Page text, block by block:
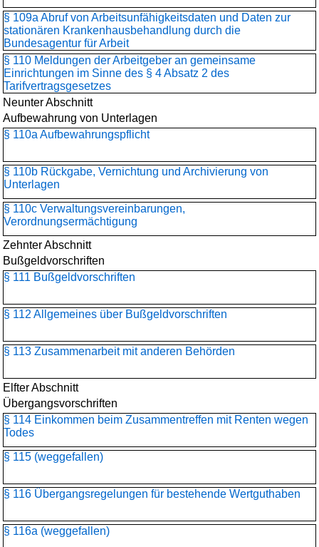
§ 109a Abruf von Arbeitsunfähigkeitsdaten und Daten zur
stationären Krankenhausbehandlung durch die
Bundesagentur für Arbeit
§ 110 Meldungen der Arbeitgeber an gemeinsame
Einrichtungen im Sinne des § 4 Absatz 2 des
Tarifvertragsgesetzes
Neunter Abschnitt
Aufbewahrung von Unterlagen
§ 110a Aufbewahrungspflicht
§ 110b Rückgabe, Vernichtung und Archivierung von
Unterlagen
§ 110c Verwaltungsvereinbarungen,
Verordnungsermächtigung
Zehnter Abschnitt
Bußgeldvorschriften
§ 111 Bußgeldvorschriften
§ 112 Allgemeines über Bußgeldvorschriften
§ 113 Zusammenarbeit mit anderen Behörden
Elfter Abschnitt
Übergangsvorschriften
§ 114 Einkommen beim Zusammentreffen mit Renten wegen
Todes
§ 115 (weggefallen)
§ 116 Übergangsregelungen für bestehende Wertguthaben
§ 116a (weggefallen)